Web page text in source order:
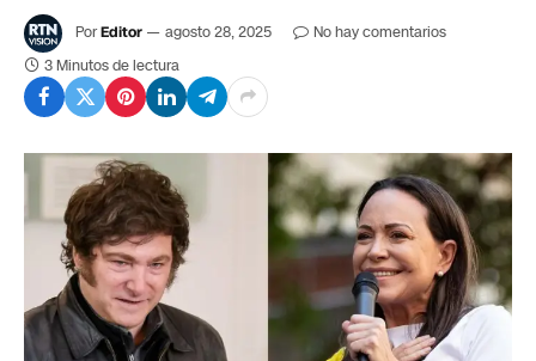
PorEditor agosto 28, 2025
No hay comentarios
3 Minutos de lectura